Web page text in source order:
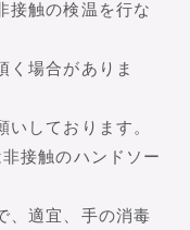
接触の検温を行な
場合がありま
いしております。
接触のハンドソー
、適宜、手の消毒